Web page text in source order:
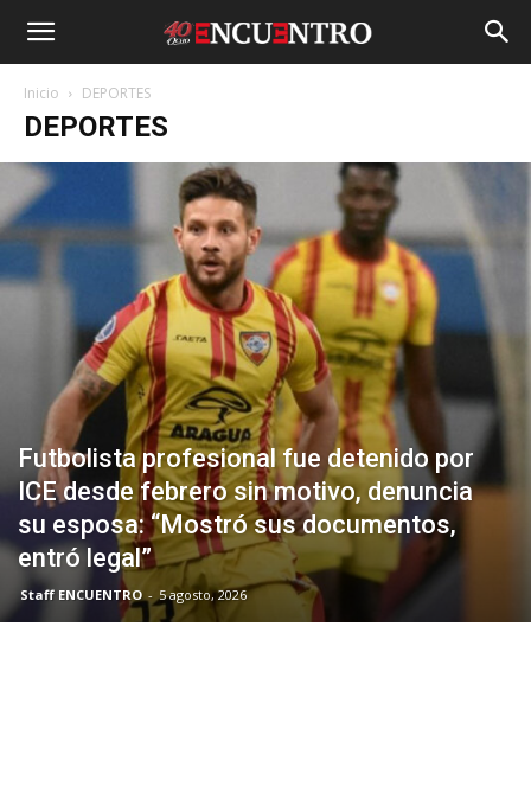
Inicio DEPORTES
DEPORTES
Futbolista profesional fue detenido por
ICE desde febrero sin motivo, denuncia
su esposa: “Mostró sus documentos,
entró legal”
Staff ENCUENTRO - 5 agosto, 2026